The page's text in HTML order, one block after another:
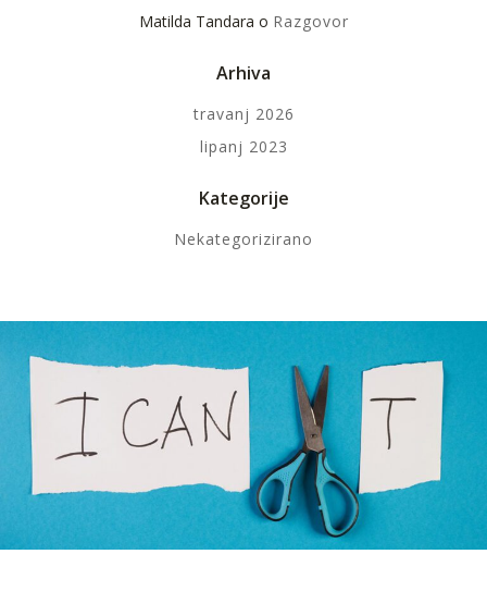
Matilda Tandara o Razgovor
Arhiva
travanj 2026
lipanj 2023
Kategorije
Nekategorizirano